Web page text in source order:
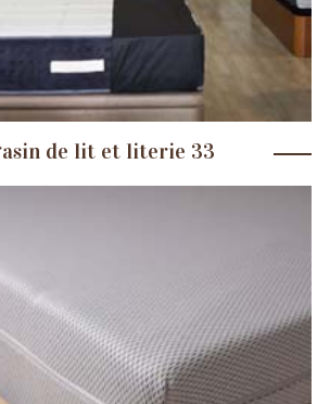
de lit et literie 33